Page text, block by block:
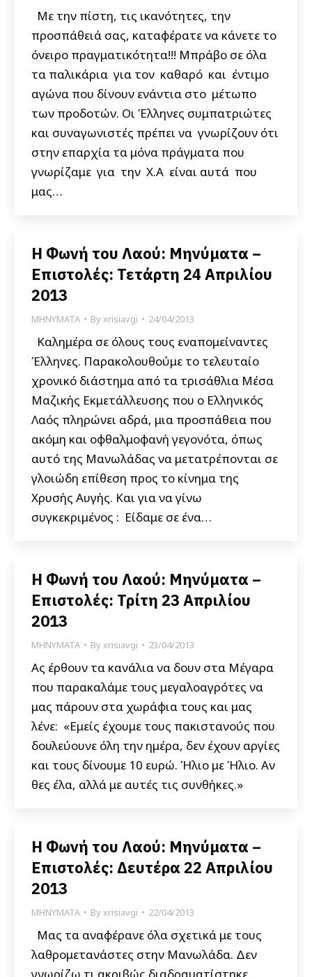
Με την πίστη, τις ικανότητες, την
προσπάθειά σας, καταφέρατε να κάνετε το
όνειρο πραγματικότητα!!! Μπράβο σε όλα
τα παλικάρια για τον καθαρό και έντιμο
αγώνα που δίνουν ενάντια στο μέτωπο
των προδοτών. Οι Έλληνες συμπατριώτες
και συναγωνιστές πρέπει να γνωρίζουν ότι
στην επαρχία τα μόνα πράγματα που
γνωρίζαμε για την Χ.Α είναι αυτά που
μας…
Η Φωνή του Λαού: Μηνύματα –
Επιστολές: Τετάρτη 24 Απριλίου
2013
ΜΗΝΥΜΑΤΑ Byxrisiavgi 24/04/2013
Καλημέρα σε όλους τους εναπομείναντες
Έλληνες. Παρακολουθούμε το τελευταίο
χρονικό διάστημα από τα τρισάθλια Μέσα
Μαζικής Εκμετάλλευσης που ο Ελληνικός
Λαός πληρώνει αδρά, μια προσπάθεια που
ακόμη και οφθαλμοφανή γεγονότα, όπως
αυτό της Μανωλάδας να μετατρέπονται σε
γλοιώδη επίθεση προς το κίνημα της
Χρυσής Αυγής. Και για να γίνω
συγκεκριμένος : Είδαμε σε ένα…
Η Φωνή του Λαού: Μηνύματα –
Επιστολές: Τρίτη 23 Απριλίου
2013
ΜΗΝΥΜΑΤΑ Byxrisiavgi 23/04/2013
Ας έρθουν τα κανάλια να δουν στα Μέγαρα
που παρακαλάμε τους μεγαλοαγρότες να
μας πάρουν στα χωράφια τους και μας
λένε: «Eμείς έχουμε τους πακιστανούς που
δουλεύουνε όλη την ημέρα, δεν έχουν αργίες
και τους δίνουμε 10 ευρώ. Ήλιο με Ήλιο. Αν
θες έλα, αλλά με αυτές τις συνθήκες.»
Η Φωνή του Λαού: Μηνύματα –
Επιστολές: Δευτέρα 22 Απριλίου
2013
ΜΗΝΥΜΑΤΑ Byxrisiavgi 22/04/2013
Μας τα αναφέρανε όλα σχετικά με τους
λαθρομετανάστες στην Μανωλάδα. Δεν